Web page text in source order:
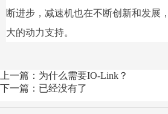
断进步，减速机也在不断创新和发展
大的动力支持。
上一篇：为什么需要IO-Link？
下一篇：已经没有了